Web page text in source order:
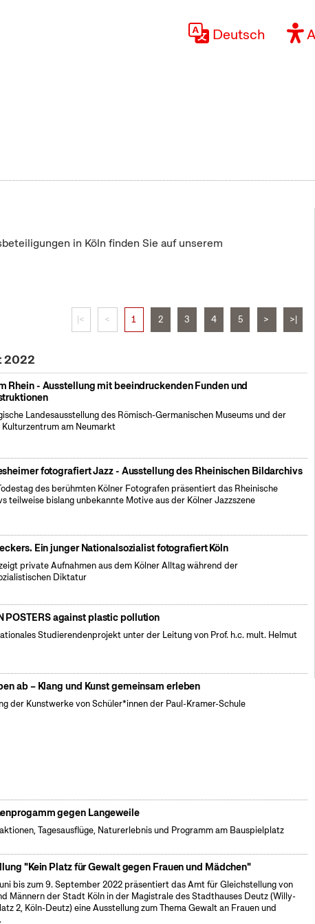
Deutsch
in Köln finden Sie auf unserem
|< < 1 2 3 4 5 > >|
2022
Rhein - Ausstellung mit beeindruckenden Funden und
Landesausstellung des Römisch-Germanischen Museums und der
Kulturzentrum am Neumarkt
fotografiert Jazz - Ausstellung des Rheinischen Bildarchivs
des berühmten Kölner Fotografen präsentiert das Rheinische
teilweise bislang unbekannte Motive aus der Kölner Jazzszene
Ein junger Nationalsozialist fotografiert Köln
private Aufnahmen aus dem Kölner Alltag während der
Diktatur
POSTERS against plastic pollution
Studierendenprojekt unter der Leitung von Prof. h.c. mult. Helmut
ab – Klang und Kunst gemeinsam erleben
der Kunstwerke von Schüler*innen der Paul-Kramer-Schule
gegen Langeweile
Tagesausflüge, Naturerlebnis und Programm am Bauspielplatz
"Kein Platz für Gewalt gegen Frauen und Mädchen"
bis zum 9. September 2022 präsentiert das Amt für Gleichstellung von
Männern der Stadt Köln in der Magistrale des Stadthauses Deutz (Willy-
2, Köln-Deutz) eine Ausstellung zum Thema Gewalt an Frauen und